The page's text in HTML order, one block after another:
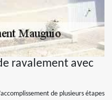
ravalement avec
de plusieurs étapes